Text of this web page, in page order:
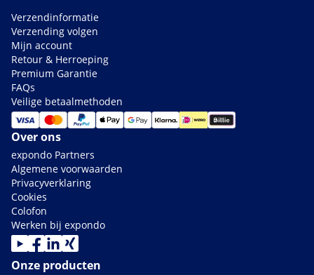
Verzendinformatie
Verzending volgen
Mijn account
Retour & Herroeping
Premium Garantie
FAQs
Veilige betaalmethoden
Over ons
expondo Partners
Algemene voorwaarden
Privacyverklaring
Cookies
Colofon
Werken bij expondo
Onze producten